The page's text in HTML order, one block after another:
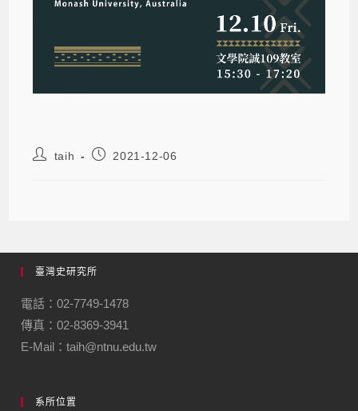
taih 2021-12-06
臺灣史研究所
電話：02-7749-1478
傳真：02-8369-3941
E-Mail：taih@ntnu.edu.tw
系所位置